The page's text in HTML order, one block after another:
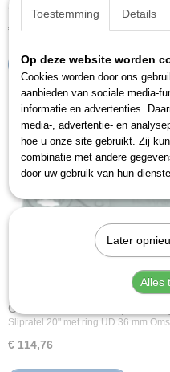
€ 89,62
IN WINKELWAGEN
Gedore 31 KR 20-36 (6256120)
Slipratel 20" met ring UD 36
€ 114,76
Toestemming Details
Op deze website worden
Cookies worden door ons
aanbieden van sociale media-
informatie en advertenties.
media-, advertentie- en
hoe u onze site gebruikt. Zij
combinatie met andere
door uw gebruik van hun
Later
Alles